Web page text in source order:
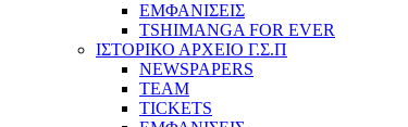
ΕΜΦΑΝΙΣΕΙΣ
TSHIMANGA FOR EVER
ΙΣΤΟΡΙΚΟ ΑΡΧΕΙΟ Γ.Σ.Π
NEWSPAPERS
TEAM
TICKETS